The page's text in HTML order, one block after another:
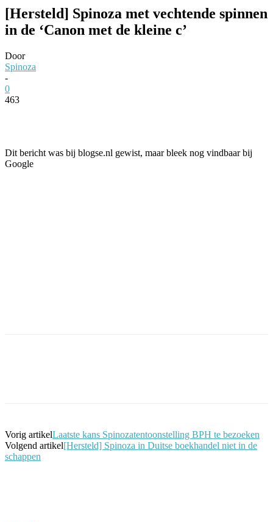
[Hersteld] Spinoza met vechtende spinnen
in de ‘Canon met de kleine c’
Door
Spinoza
-
0
463
Dit bericht was bij blogse.nl gewist, maar bleek nog vindbaar bij
Google
Vorig artikelLaatste kans Spinozatentoonstelling BPH te bezoeken
Volgend artikel[Hersteld] Spinoza in Duitse boekhandel niet in de
schappen